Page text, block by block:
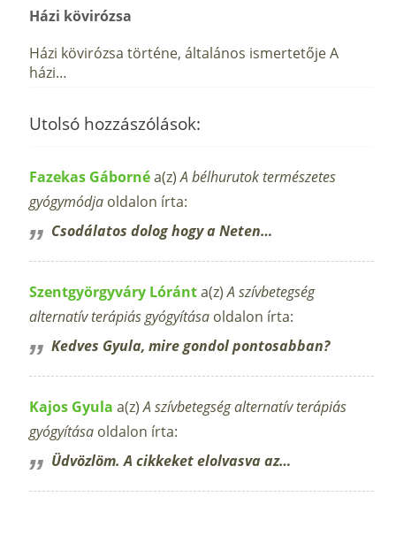
Házi kövirózsa
Házi kövirózsa történe, általános ismertetője A
házi…
Utolsó hozzászólások:
Fazekas Gábornéa(z)A bélhurutok természetes
gyógymódja oldalon írta:
Csodálatos dolog hogy a Neten…
Szentgyörgyváry Lóránta(z)A szívbetegség
alternatív terápiás gyógyítása oldalon írta:
Kedves Gyula, mire gondol pontosabban?
Kajos Gyula a(z)A szívbetegség alternatív terápiás
gyógyítása oldalon írta:
Üdvözlöm. A cikkeket elolvasva az…